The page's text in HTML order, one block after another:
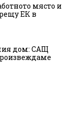
място и
ЕК в
дом: САЩ